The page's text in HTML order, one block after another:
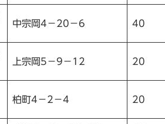
中宗岡4－20－6 40
上宗岡5－9－12 20
柏町4－2－4 20